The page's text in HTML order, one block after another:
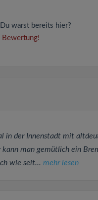
warst bereits hier?
Bewertung!
in der Innenstadt mit
kann man gemütlich ein
wie seit... mehr lesen